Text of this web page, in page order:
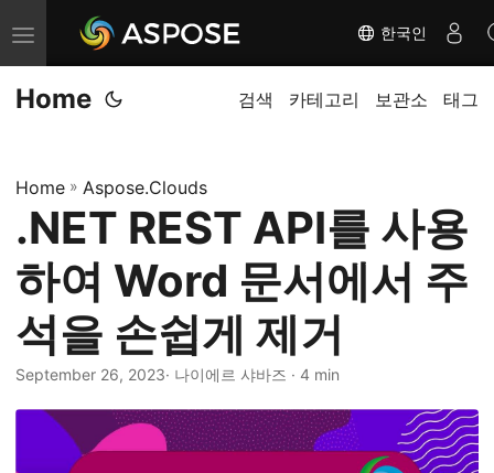
내
비
게
전
환
한국인
Home 검색 카테고리 보관소 태그
Home » Aspose.Clouds
.NET REST API를 사용
하여 Word 문서에서 주
석을 손쉽게 제거
September 26, 2023· 나이에르 샤바즈 · 4 min